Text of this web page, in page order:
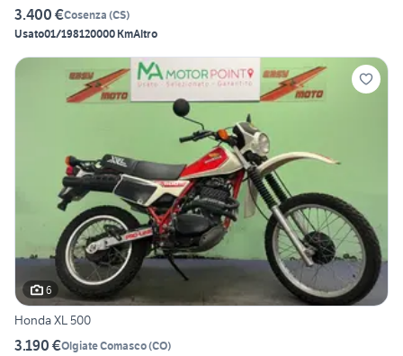
3.400 €Cosenza (CS)
Usato01/198120000 KmAltro
6
Honda XL 500
3.190 €Olgiate Comasco(CO)